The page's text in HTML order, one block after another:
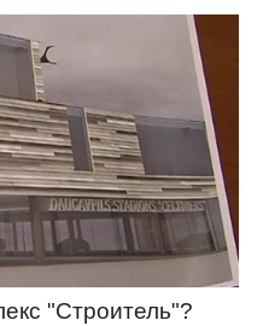
"Строитель"?